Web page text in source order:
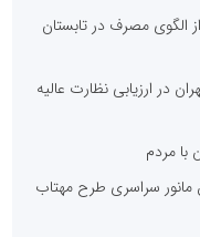
الگوی مصرف در تابستان
در ارزیابی نظارت عالیه
مردم
مانور سراسری طرح مهتاب